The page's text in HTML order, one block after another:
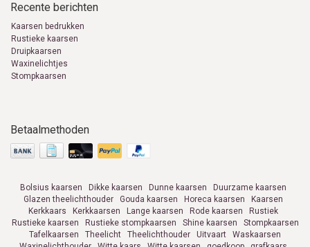
Recente berichten
Kaarsen bedrukken
Rustieke kaarsen
Druipkaarsen
Waxinelichtjes
Stompkaarsen
Betaalmethoden
Bolsius kaarsen Dikke kaarsen Dunne kaarsen
Duurzame kaarsen
Glazen theelichthouder
Gouda kaarsen Horeca kaarsen
Kaarsen
Kerkkaars
Kerkkaarsen Lange kaarsen Rode kaarsen
Rustiek
Rustieke kaarsen
Rustieke stompkaarsen Shine kaarsen
Stompkaarsen
Tafelkaarsen
Theelicht Theelichthouder Uitvaart
Waskaarsen